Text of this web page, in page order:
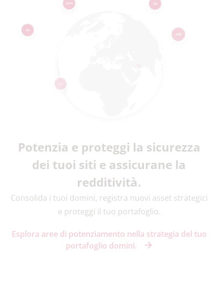
Potenzia e proteggi la sicurezza
dei tuoi siti e assicurane la
redditività.
Consolida i tuoi domini, registra nuovi asset strategici
e proteggi il tuo portafoglio.
Esplora aree di potenziamento nella strategia del tuo
portafoglio domini.